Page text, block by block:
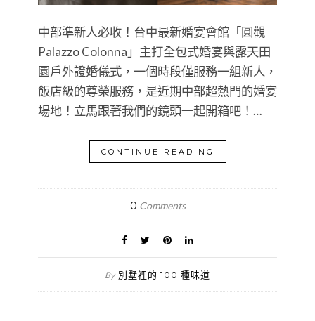
中部準新人必收！台中最新婚宴會館「圓觀
Palazzo Colonna」主打全包式婚宴與露天田
園戶外證婚儀式，一個時段僅服務一組新人，
飯店級的尊榮服務，是近期中部超熱門的婚宴
場地！立馬跟著我們的鏡頭一起開箱吧！…
CONTINUE READING
0 Comments
By 別墅裡的 100 種味道